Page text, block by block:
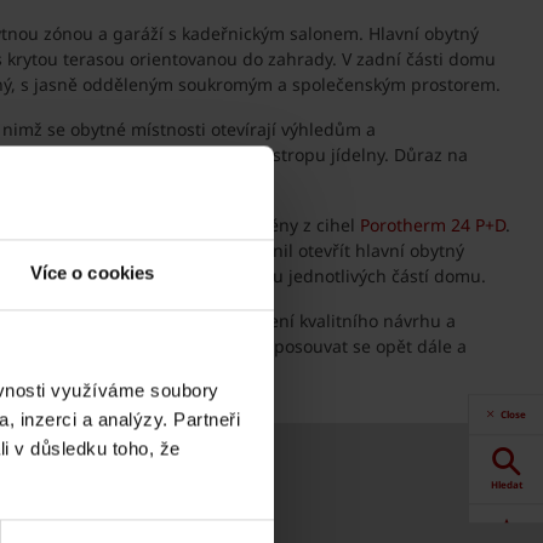
Více o cookies
využíváme soubory
inzerci a analýzy. Partneři
v důsledku toho, že
zónou a garáží s kadeřnickým salonem. Hlavní obytný
terasou orientovanou do zahrady. V zadní části domu
s jasně odděleným soukromým a společenským prostorem.
se obytné místnosti otevírají výhledům a
na podlahách, tak na obkladu stropu jídelny. Důraz na
a vnitřní nosné stěny jsou vyzděny z cihel Porotherm 24 P+D.
je dům řešen tak, aby umožnil otevřít hlavní obytný
tuhost i při rozdílném charakteru jednotlivých částí domu.
potvrzuje, že propojení kvalitního návrhu a
do další činnosti a možnost posouvat se opět dále a
Close
Hledat